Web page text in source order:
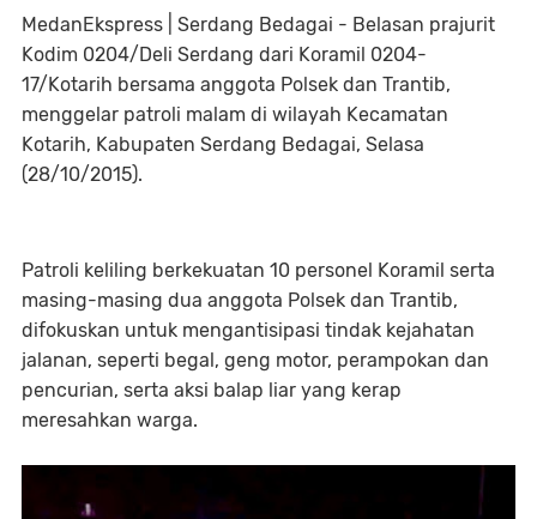
MedanEkspress | Serdang Bedagai - Belasan prajurit
Kodim 0204/Deli Serdang dari Koramil 0204-
17/Kotarih bersama anggota Polsek dan Trantib,
menggelar patroli malam di wilayah Kecamatan
Kotarih, Kabupaten Serdang Bedagai, Selasa
(28/10/2015).
Patroli keliling berkekuatan 10 personel Koramil serta
masing-masing dua anggota Polsek dan Trantib,
difokuskan untuk mengantisipasi tindak kejahatan
jalanan, seperti begal, geng motor, perampokan dan
pencurian, serta aksi balap liar yang kerap
meresahkan warga.